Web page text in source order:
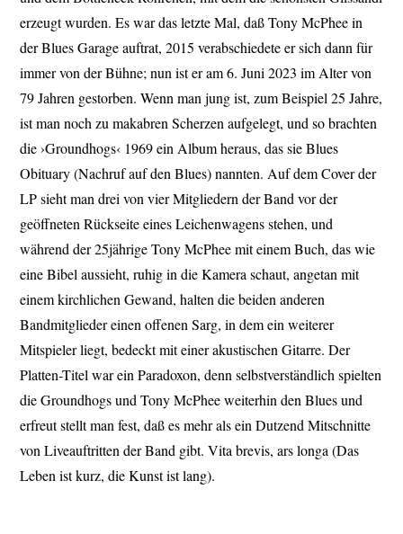
erzeugt wurden. Es war das letzte Mal, daß Tony McPhee in
der Blues Garage auftrat, 2015 verabschiedete er sich dann für
immer von der Bühne; nun ist er am 6. Juni 2023 im Alter von
79 Jahren gestorben. Wenn man jung ist, zum Beispiel 25 Jahre,
ist man noch zu makabren Scherzen aufgelegt, und so brachten
die ›Groundhogs‹ 1969 ein Album heraus, das sie Blues
Obituary (Nachruf auf den Blues) nannten. Auf dem Cover der
LP sieht man drei von vier Mitgliedern der Band vor der
geöffneten Rückseite eines Leichenwagens stehen, und
während der 25jährige Tony McPhee mit einem Buch, das wie
eine Bibel aussieht, ruhig in die Kamera schaut, angetan mit
einem kirchlichen Gewand, halten die beiden anderen
Bandmitglieder einen offenen Sarg, in dem ein weiterer
Mitspieler liegt, bedeckt mit einer akustischen Gitarre. Der
Platten-Titel war ein Paradoxon, denn selbstverständlich spielten
die Groundhogs und Tony McPhee weiterhin den Blues und
erfreut stellt man fest, daß es mehr als ein Dutzend Mitschnitte
von Liveauftritten der Band gibt. Vita brevis, ars longa (Das
Leben ist kurz, die Kunst ist lang).